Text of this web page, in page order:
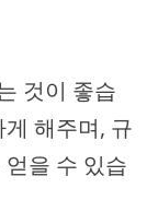
것이 좋습
해주며, 규
을 수 있습